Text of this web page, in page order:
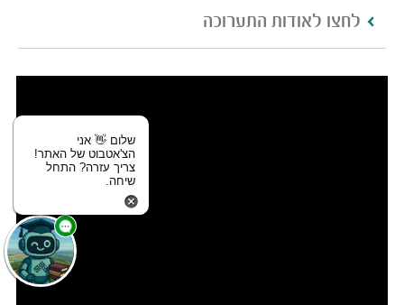
לחצו לאודות התערוכה
שלום 👋 אני
הצ'אטבוט של האתר!
צריך עזרה? התחל
שיחה.